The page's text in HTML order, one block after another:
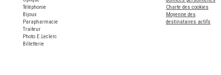
Téléphonie
Bijoux
Parapharmacie
Traiteur
Photo E.Leclerc
Billetterie
Charte des cookies
Moyenne des
destinataires actifs